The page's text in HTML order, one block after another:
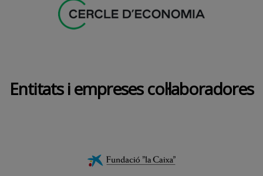
Entitats i empreses col·laboradores